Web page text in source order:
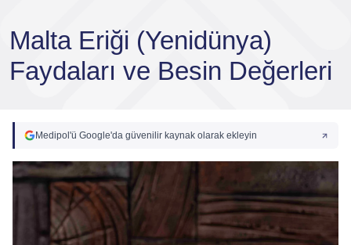
Malta Eriği (Yenidünya)
Faydaları ve Besin Değerleri
Medipol'ü Google'da güvenilir kaynak olarak ekleyin